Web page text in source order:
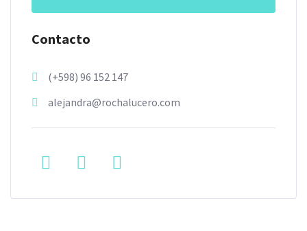
Contacto
(+598) 96 152 147
alejandra@rochalucero.com